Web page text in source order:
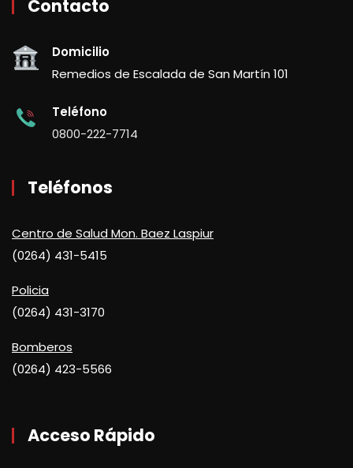
Contacto
Domicilio
Remedios de Escalada de San Martín 101
Teléfono
0800-222-7714
Teléfonos
Centro de Salud Mon. Baez Laspiur
(0264) 431-5415
Policia
(0264) 431-3170
Bomberos
(0264) 423-5566
Acceso Rápido